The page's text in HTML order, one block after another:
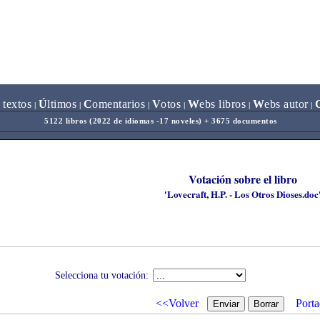
textos Últimos Comentarios Votos Webs libros Webs autor|
5122 libros (2022 de idiomas -17 noveles) + 3675 documentos
Votación sobre el libro
'Lovecraft, H.P. - Los Otros
Selecciona tu votación:
<<Volver